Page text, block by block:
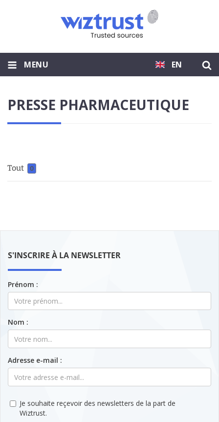
EN
MENU
PRESSE PHARMACEUTIQUE
Tout 0
S'INSCRIRE À LA NEWSLETTER
Prénom :
Nom :
Adresse e-mail :
Je souhaite reçevoir des newsletters de la part de
Wiztrust.